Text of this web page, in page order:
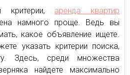
критерии, аренда квартир
намного проще. Ведь вы
какое объявление ищете.
указать критерии поиска,
Здесь, среди множества
найдете максимально